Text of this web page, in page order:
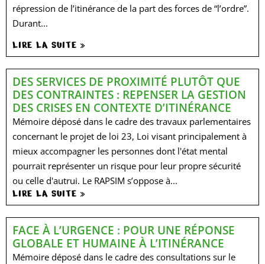
répression de l’itinérance de la part des forces de “l’ordre”.
Durant...
LIRE LA SUITE »
DES SERVICES DE PROXIMITÉ PLUTÔT QUE
DES CONTRAINTES : REPENSER LA GESTION
DES CRISES EN CONTEXTE D’ITINÉRANCE
Mémoire déposé dans le cadre des travaux parlementaires
concernant le projet de loi 23, Loi visant principalement à
mieux accompagner les personnes dont l'état mental
pourrait représenter un risque pour leur propre sécurité
ou celle d'autrui. Le RAPSIM s’oppose à...
LIRE LA SUITE »
FACE À L’URGENCE : POUR UNE RÉPONSE
GLOBALE ET HUMAINE À L’ITINÉRANCE
Mémoire déposé dans le cadre des consultations sur le